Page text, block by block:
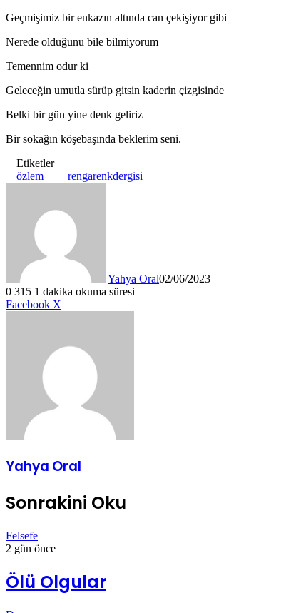
Geçmişimiz bir enkazın altında can çekişiyor gibi
Nerede olduğunu bile bilmiyorum
Temennim odur ki
Geleceğin umutla sürüp gitsin kaderin çizgisinde
Belki bir gün yine denk geliriz
Bir sokağın köşebaşında beklerim seni.
Etiketler
özlem
rengarenkdergisi
Yahya Oral02/06/2023
0 315 1 dakika okuma süresi
Facebook X
Yahya Oral
Sonrakini Oku
Felsefe
2 gün önce
Ölü Olgular